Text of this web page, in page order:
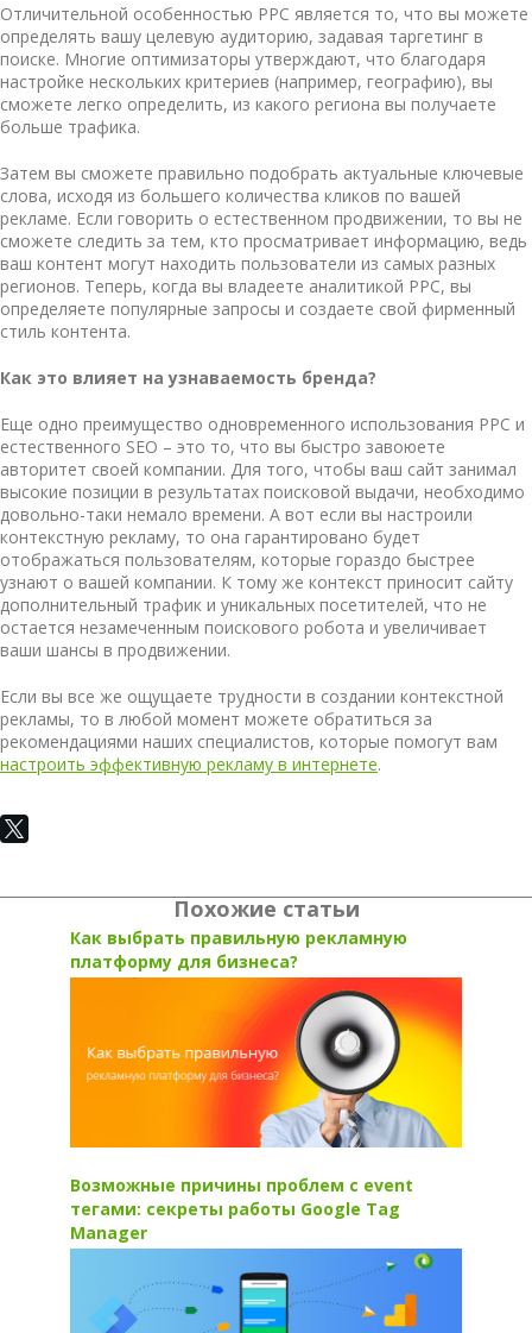
Отличительной особенностью PPC является то, что вы можете
определять вашу целевую аудиторию, задавая таргетинг в
поиске. Многие оптимизаторы утверждают, что благодаря
настройке нескольких критериев (например, географию), вы
сможете легко определить, из какого региона вы получаете
больше трафика.
Затем вы сможете правильно подобрать актуальные ключевые
слова, исходя из большего количества кликов по вашей
рекламе. Если говорить о естественном продвижении, то вы не
сможете следить за тем, кто просматривает информацию, ведь
ваш контент могут находить пользователи из самых разных
регионов. Теперь, когда вы владеете аналитикой PPC, вы
определяете популярные запросы и создаете свой фирменный
стиль контента.
Как это влияет на узнаваемость бренда?
Еще одно преимущество одновременного использования PPC и
естественного SEO – это то, что вы быстро завоюете
авторитет своей компании. Для того, чтобы ваш сайт занимал
высокие позиции в результатах поисковой выдачи, необходимо
довольно-таки немало времени. А вот если вы настроили
контекстную рекламу, то она гарантировано будет
отображаться пользователям, которые гораздо быстрее
узнают о вашей компании. К тому же контекст приносит сайту
дополнительный трафик и уникальных посетителей, что не
остается незамеченным поискового робота и увеличивает
ваши шансы в продвижении.
Если вы все же ощущаете трудности в создании контекстной
рекламы, то в любой момент можете обратиться за
рекомендациями наших специалистов, которые помогут вам
настроить эффективную рекламу в интернете.
Похожие статьи
Как выбрать правильную рекламную
платформу для бизнеса?
Возможные причины проблем с event
тегами: секреты работы Google Tag
Manager